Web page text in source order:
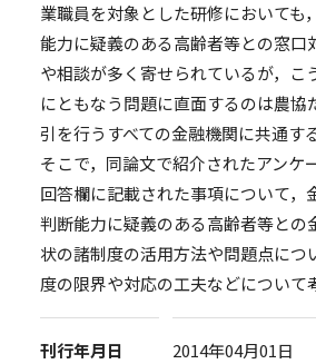
業職員を対象とした研修においても
能力に疑義のある高齢者等との窓口
や相談が多く寄せられているが，こ
にともなう問題に直面するのは農協
引を行うすべての金融機関に共通す
そこで，同論文で紹介されたアンケ
回答欄に記載された事項について，
判断能力に疑義のある高齢者等との
状の諸制度の活用方法や問題点につ
度の限界や対応の工夫などについて
刊行年月日 2014年04月01日